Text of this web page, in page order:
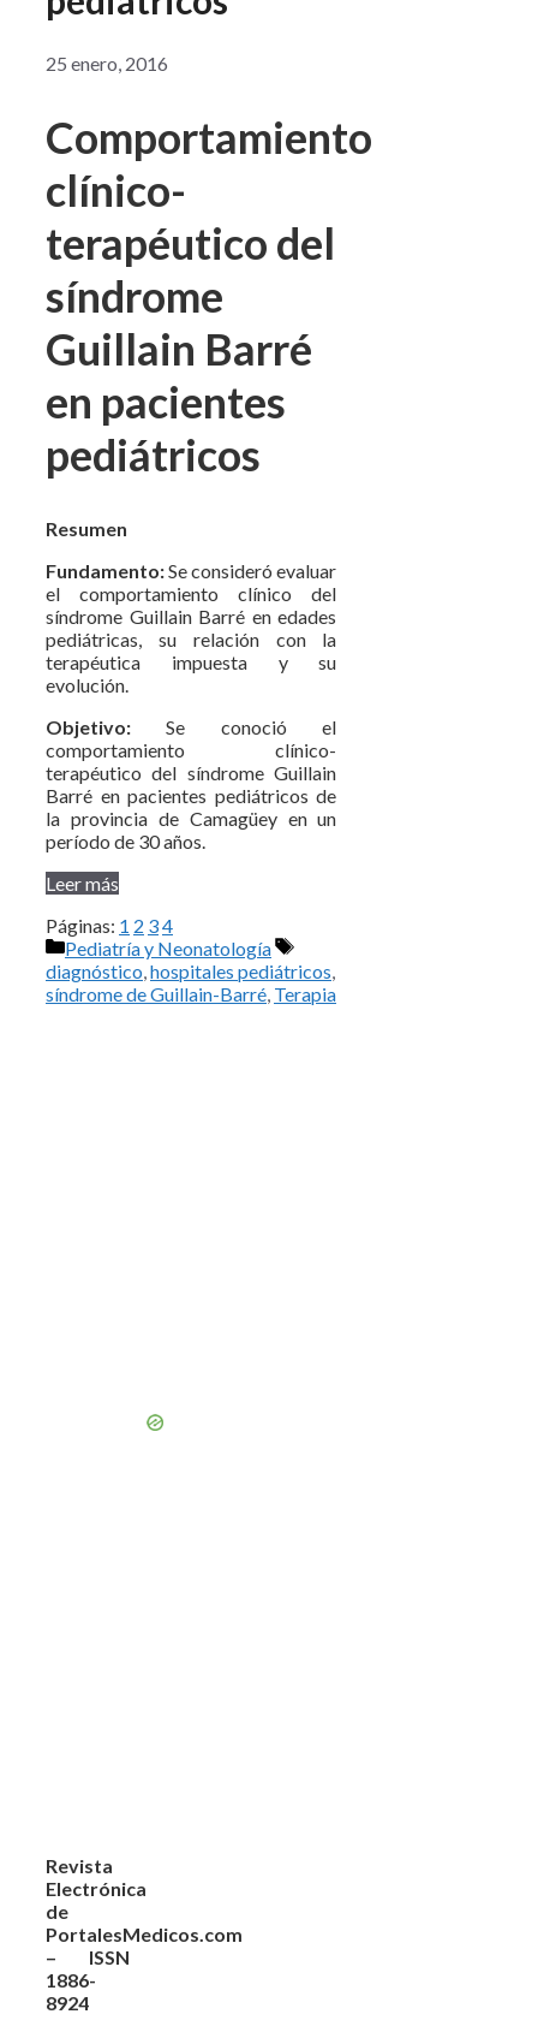
25 enero, 2016
Comportamiento
clínico-
terapéutico del
síndrome
Guillain Barré
en pacientes
pediátricos
Resumen
Fundamento:Se consideró evaluar
el comportamiento clínico del
síndrome Guillain Barré en edades
pediátricas, su relación con la
terapéutica impuesta y su
evolución.
Objetivo: Se conoció el
comportamiento clínico-
terapéutico del síndrome Guillain
Barré en pacientes pediátricos de
la provincia de Camagüey en un
período de 30 años.
Leer más
Páginas: 1 2 34
Categorías
Pediatría y Neonatología
Etiquetas
diagnóstico,hospitales pediátricos,
síndrome de Guillain-Barré, Terapia
Revista
Electrónica
de
PortalesMedicos.com
– ISSN
1886-
8924